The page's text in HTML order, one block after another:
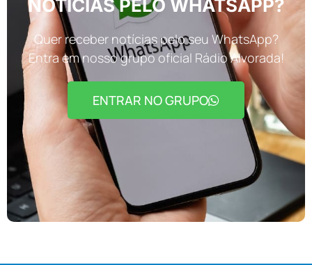
NOTÍCIAS PELO WHATSAPP?
Quer receber notícias pelo seu WhatsApp?
Entra em nosso grupo oficial Rádio Alvorada!
ENTRAR NO GRUPO